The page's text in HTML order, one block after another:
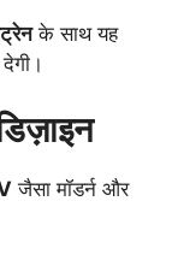
के साथ यह
जैसा मॉडर्न और